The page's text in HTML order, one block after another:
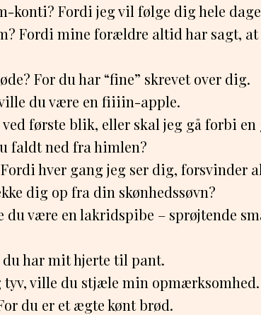
konti? Fordi jeg vil følge dig hele
Fordi mine forældre altid har sagt, at
For du har “fine” skrevet over dig.
du være en fiiiin-apple.
første blik, eller skal jeg gå forbi
faldt ned fra himlen?
hver gang jeg ser dig, forsvinder
dig op fra din skønhedssøvn?
du være en lakridspibe – sprøjtende
har mit hjerte til pant.
tyv, ville du stjæle min opmærksomhed.
du er et ægte kønt brød.